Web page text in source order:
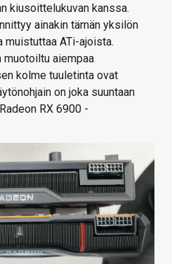
kiusoittelukuvan kanssa.
ainakin tämän yksilön
muistuttaa ATi-ajoista.
muotoiltu aiempaa
kolme tuuletinta ovat
on joka suuntaan
RX 6900 -